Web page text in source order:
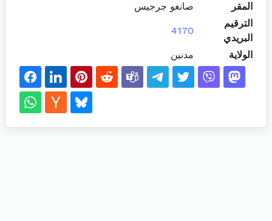
المقر
صانغو جرجيس
الترقيم
البريدي
4170
الولاية مدنين